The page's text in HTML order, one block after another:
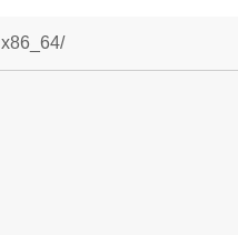
x86_64/